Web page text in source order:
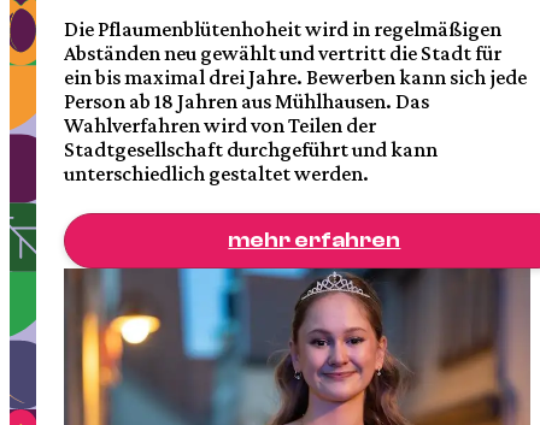
Die Pflaumenblütenhoheit wird in regelmäßigen
Abständen neu gewählt und vertritt die Stadt für
ein bis maximal drei Jahre. Bewerben kann sich jede
Person ab 18 Jahren aus Mühlhausen. Das
Wahlverfahren wird von Teilen der
Stadtgesellschaft durchgeführt und kann
unterschiedlich gestaltet werden.
mehr erfahren